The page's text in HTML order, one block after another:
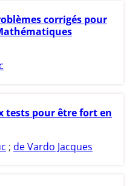
corrigés pour
tests pour être fort en
; de Vardo Jacques